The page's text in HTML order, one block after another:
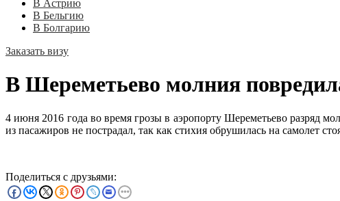
В Астрию
В Бельгию
В Болгарию
Заказать визу
В Шереметьево молния
4 июня 2016 года во время грозы в аэропорту Шереметьево разряд
из пасажиров не пострадал, так как стихия обрушилась на самолет
Поделиться с друзьями: